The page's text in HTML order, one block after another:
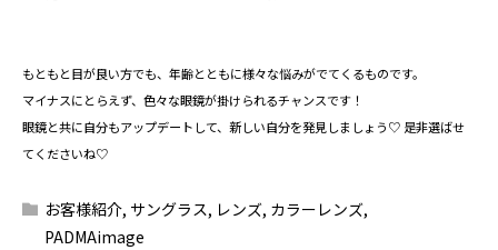
もともと目が良い方でも、年齢とともに様々な悩みがでてくるものです。
マイナスにとらえず、色々な眼鏡が掛けられるチャンスです！
眼鏡と共に自分もアップデートして、新しい自分を発見しましょう♡ 是非選ばせ
てくださいね♡
お客様紹介, サングラス, レンズ, カラーレンズ,
PADMAimage